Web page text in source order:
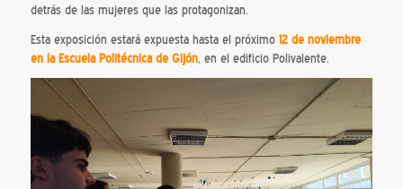
detrás de las mujeres que las protagonizan.
Esta exposición estará expuesta hasta el próximo 12 de noviembre
en la Escuela Politécnica de Gijón, en el edificio Polivalente.